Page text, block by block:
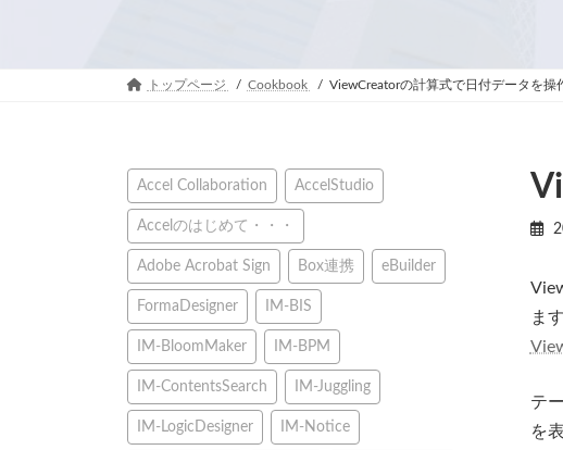
トップページ Cookbook ViewCreatorの計算式で日付データを操
ま
テ
を
Accel Collaboration AccelStudio
Accelのはじめて・・・
Adobe Acrobat Sign Box連携 eBuilder
FormaDesigner IM-BIS
IM-BloomMaker IM-BPM
IM-ContentsSearch IM-Juggling
IM-LogicDesigner IM-Notice